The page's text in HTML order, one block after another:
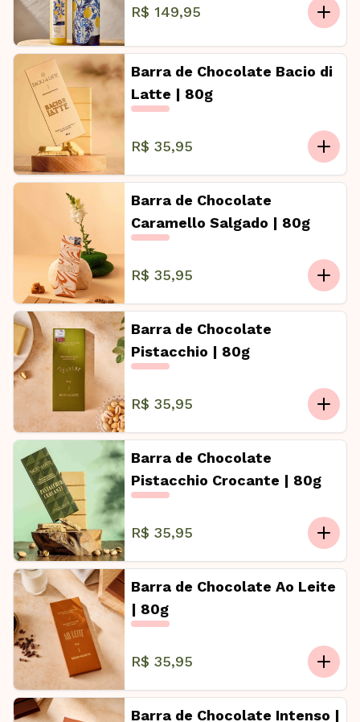
R$ 149,95
Barra de Chocolate Bacio di
Latte | 80g
R$ 35,95
Barra de Chocolate
Caramello Salgado | 80g
R$ 35,95
Barra de Chocolate
Pistacchio | 80g
R$ 35,95
Barra de Chocolate
Pistacchio Crocante | 80g
R$ 35,95
Barra de Chocolate Ao Leite
| 80g
R$ 35,95
Barra de Chocolate Intenso |